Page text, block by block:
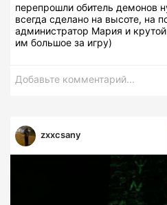
перепрошли обитель демонов
всегда сделано на высоте, на
администратор Мария и
им большое за игру)
Добавьте комментарий...
zxxcsany